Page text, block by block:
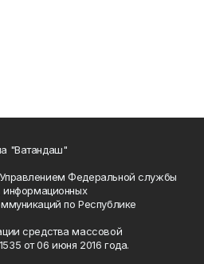
"Ватандаш"
Федеральной службы
информационных
по Республике
средства массовой
от 06 июня 2016 года.